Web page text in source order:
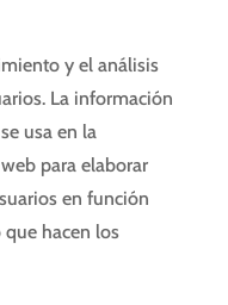
y el análisis
La información
usa en la
para elaborar
en función
hacen los